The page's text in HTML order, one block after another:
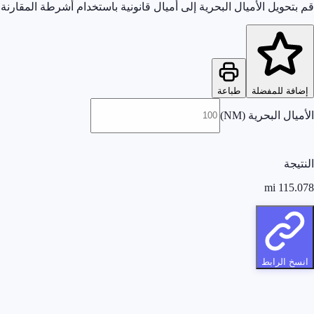
قم بتحويل الأميال البحرية إلى أميال قانونية باستخدام أشرطة المقارنة
إضافة للمفضلة طباعة
الأميال البحرية (NM)
النتيجة
115.078
mi
انسخ الرابط